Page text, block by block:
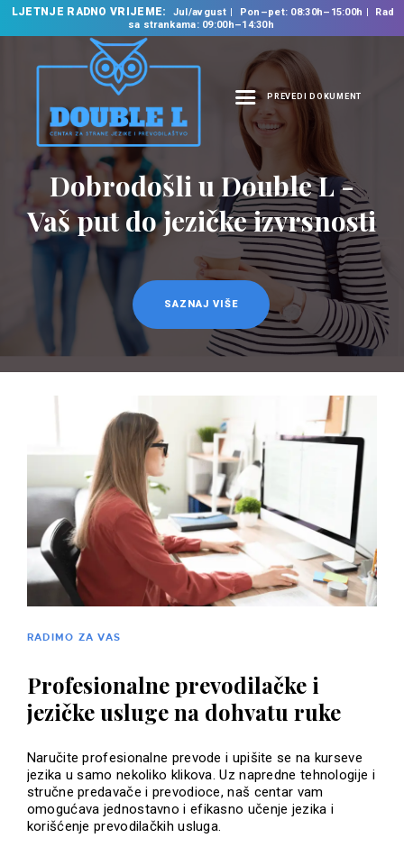
LJETNJE RADNO VRIJEME: Jul/avgust Pon–pet: 08:30h–15:00h
Rad
sa strankama: 09:00h–14:30h
PREVEDI DOKUMENT
NASLOVNA
O NAMA
NAŠE USLUGE
ŠKOLA STRANIH
JEZIKA
PREVODILAČKI BIRO
KURSEVI
NOVOSTI
KONTAKT
Dobrodošli u Double L -
Vaš put do jezičke izvrsnosti
SAZNAJ VIŠE
Prevodilačke usluge
na 35 jezika
SAZNAJ VIŠE
RADIMO ZA VAS
Profesionalne prevodilačke i
jezičke usluge na dohvatu ruke
Naručite profesionalne prevode i upišite se na kurseve
jezika u samo nekoliko klikova. Uz napredne tehnologije i
stručne predavače i prevodioce, naš centar vam
omogućava jednostavno i efikasno učenje jezika i
korišćenje prevodilačkih usluga.